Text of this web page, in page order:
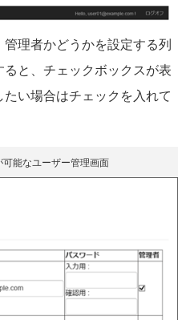
理者かどうかを設定する列
と、チェックボックスが表
い場合はチェックを入れて
能なユーザー管理画面